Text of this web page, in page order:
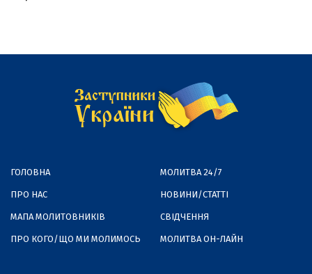
ГОЛОВНА
ПРО НАС
МАПА МОЛИТОВНИКІВ
ПРО КОГО/ЩО МИ МОЛИМОСЬ
МОЛИТВА 24/7
НОВИНИ/СТАТТІ
СВІДЧЕННЯ
МОЛИТВА ОН-ЛАЙН